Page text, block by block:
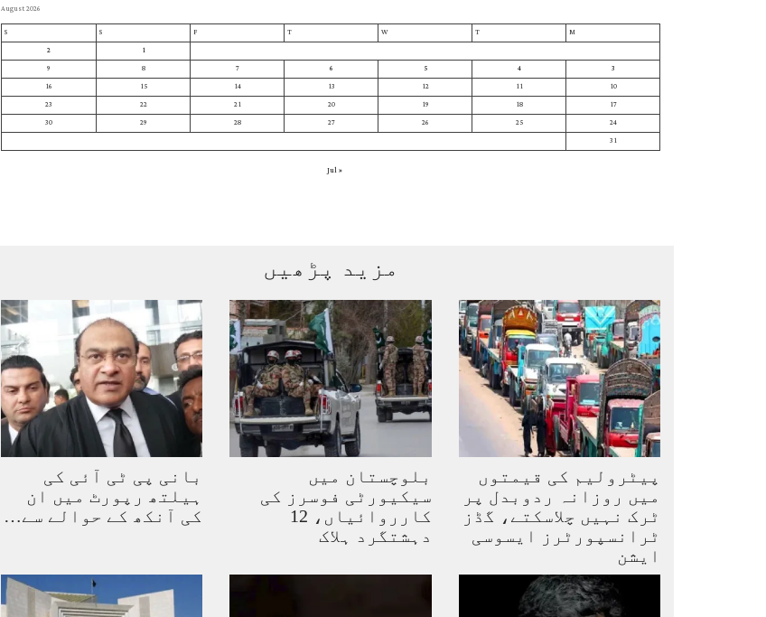
August 2026
M
T
W
T
F
S
S
1
2
3
4
5
6
7
8
9
10
11
12
13
14
15
16
17
18
19
20
21
22
23
24
25
26
27
28
29
30
31
« Jul
مزید پڑھیں
بانی پی ٹی آئی کی
ہیلتھ رپورٹ میں ان
کی آنکھ کے حوالے سے…
بلوچستان میں
سیکیورٹی فوسرز کی
کارروائیاں، 12
دہشتگرد ہلاک
پیٹرولیم کی قیمتوں
میں روزانہ ردوبدل پر
ٹرک نہیں چلاسکتے، گڈز
ٹرانسپورٹرز ایسوسی
ایشن